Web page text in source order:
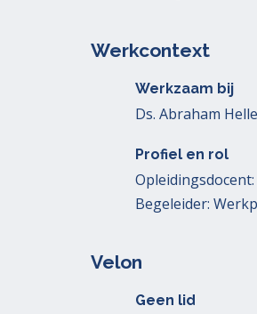
Werkcontext
Werkzaam bij
Ds. Abraham
Profiel en rol
Begeleider:
Velon
Geen lid